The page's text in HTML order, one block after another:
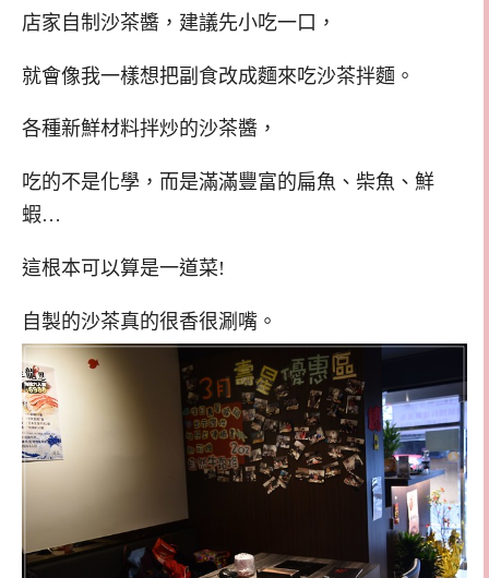
店家自制沙茶醬，建議先小吃一口，
就會像我一樣想把副食改成麵來吃沙茶拌麵。
各種新鮮材料拌炒的沙茶醬，
吃的不是化學，而是滿滿豐富的扁魚、柴魚、鮮
蝦…
這根本可以算是一道菜!
自製的沙茶真的很香很涮嘴。